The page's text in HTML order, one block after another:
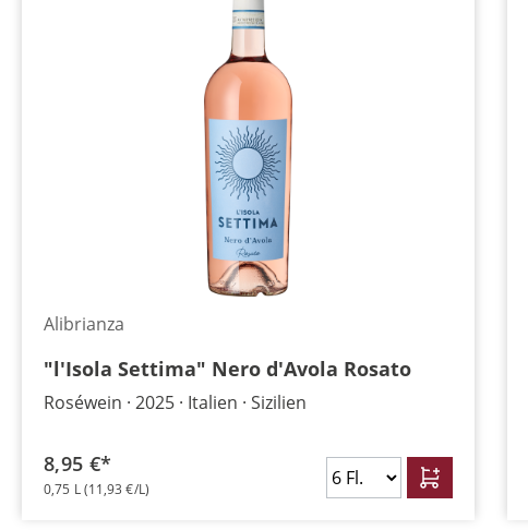
Alibrianza
"l'Isola Settima" Nero d'Avola Rosato
Roséwein 2025 Italien Sizilien
8,95 €*
0,75 L(11,93 €/L)